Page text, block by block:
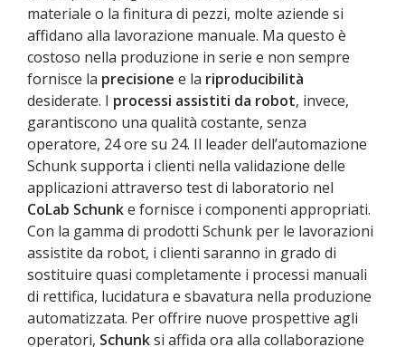
materiale o la finitura di pezzi, molte aziende si
affidano alla lavorazione manuale. Ma questo è
costoso nella produzione in serie e non sempre
fornisce la precisione e la riproducibilità
desiderate. I processi assistiti da robot, invece,
garantiscono una qualità costante, senza
operatore, 24 ore su 24. Il leader dell’automazione
Schunk supporta i clienti nella validazione delle
applicazioni attraverso test di laboratorio nel
CoLab Schunke fornisce i componenti appropriati.
Con la gamma di prodotti Schunk per le lavorazioni
assistite da robot, i clienti saranno in grado di
sostituire quasi completamente i processi manuali
di rettifica, lucidatura e sbavatura nella produzione
automatizzata. Per offrire nuove prospettive agli
operatori, Schunksi affida ora alla collaborazione